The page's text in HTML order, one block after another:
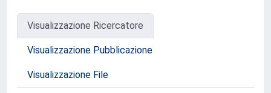
Visualizzazione Ricercatore
Visualizzazione Pubblicazione
Visualizzazione File